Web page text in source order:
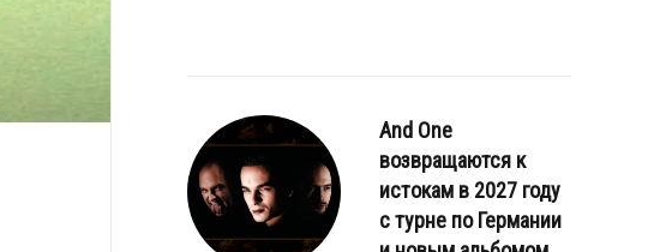
And One
возвращаются к
истокам в 2027 году
с турне по Германии